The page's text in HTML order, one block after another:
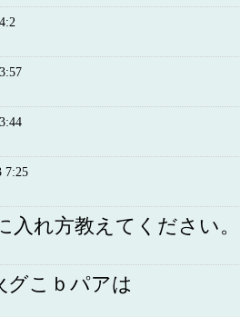
7:25
入れ方教えてください。
グこｂパアは